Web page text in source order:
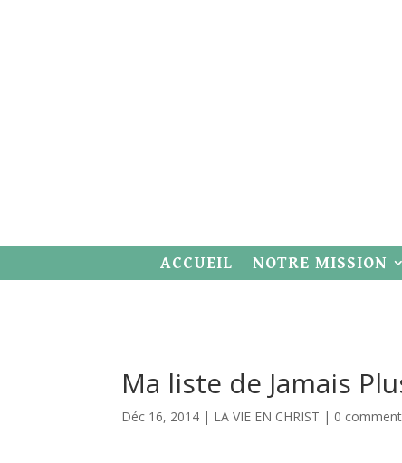
ACCUEIL NOTRE MISSION
Ma liste de Jamais
Déc 16, 2014 | LA VIE EN CHRIST | 0